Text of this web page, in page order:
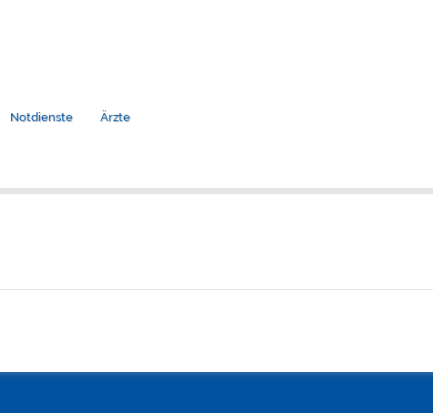
Notdienste
Ärzte